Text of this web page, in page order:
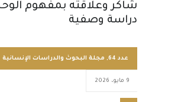
شاكر وعلاقته بمفهوم
دراسة وصفية
عدد 64 , مجلة البحوث والدراسات الإنسانية
9 مايو، 2026